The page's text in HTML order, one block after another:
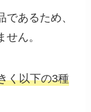
あるため、
ん。
く以下の3種